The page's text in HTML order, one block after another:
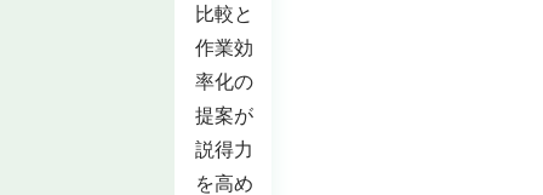
比較と
作業効
率化の
提案が
説得力
を高め